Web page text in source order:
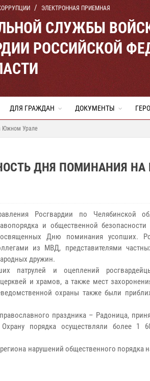
ЭЛЕКТРОННАЯ ПРИЕМНАЯ
СЛУЖБЫ
РОССИЙСКОЙ
ДЛЯ ГРАЖДАН ДОКУМЕНТЫ
Южном Урале
ДНЯ ПОМИНАНИЯ
Росгвардии по Челябинской
и общественной
Дню поминания усопших.
из МВД, представителями
дружин.
патрулей и оцеплений
и храмов, а также мест
охраны также были
праздника – Радоница,
порядка осуществляли более 1
нарушений общественного